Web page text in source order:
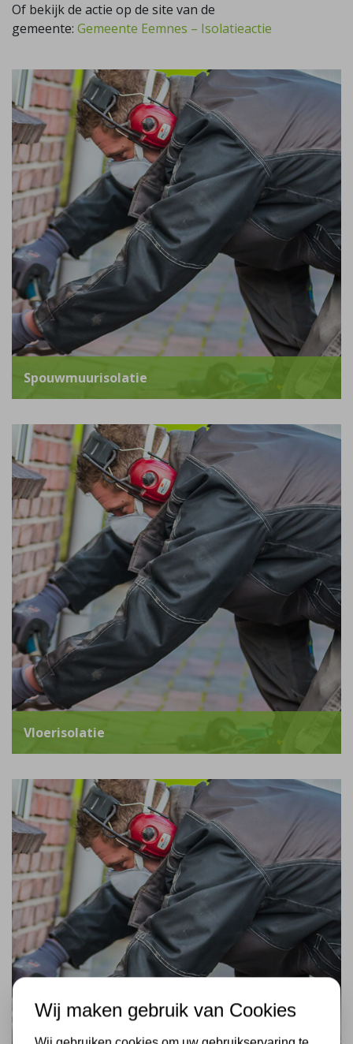
Of bekijk de actie op de site van de
gemeente: Gemeente Eemnes – Isolatieactie
Spouwmuurisolatie
Vloerisolatie
Wij maken gebruik van Cookies